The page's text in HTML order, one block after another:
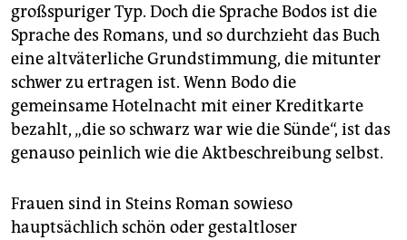
großspuriger Typ. Doch die Sprache Bodos ist die
Sprache des Romans, und so durchzieht das Buch
eine altväterliche Grundstimmung, die mitunter
schwer zu ertragen ist. Wenn Bodo die
gemeinsame Hotelnacht mit einer Kreditkarte
bezahlt, „die so schwarz war wie die Sünde“, ist das
genauso peinlich wie die Aktbeschreibung selbst.
Frauen sind in Steins Roman sowieso
hauptsächlich schön oder gestaltloser